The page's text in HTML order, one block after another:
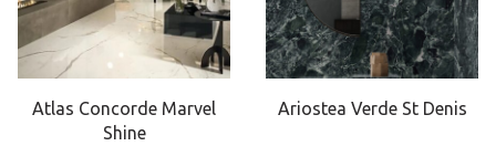
Atlas Concorde Marvel
Shine
Ariostea Verde St Denis